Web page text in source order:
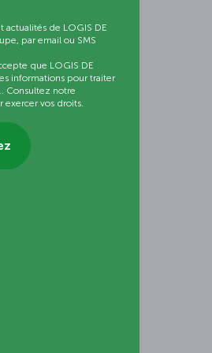
actualités de LOGIS DE
par email ou SMS
que LOGIS DE
informations pour traiter
Consultez notre
exercer vos droits.